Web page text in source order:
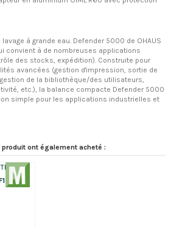
à grande eau. Defender 5000 de OHAUS
convient à de nombreuses applications
des stocks, expédition). Construite pour
avancées (gestion d'impression, sortie de
gestion de la bibliothèque/des utilisateurs,
etc.), la balance compacte Defender 5000
simple pour les applications industrielles et
ont également acheté :